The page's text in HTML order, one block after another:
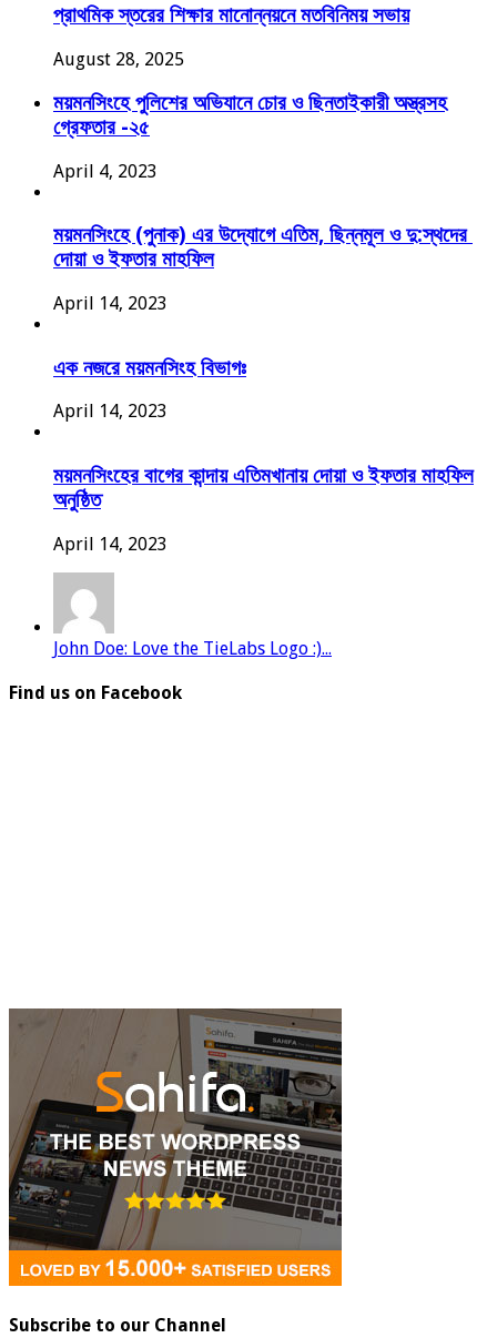
প্রাথমিক স্তরের শিক্ষার মানোন্নয়নে মতবিনিময় সভায়
August 28, 2025
ময়মনসিংহে পুলিশের অভিযানে চোর ও ছিনতাইকারী অস্ত্রসহ
গ্রেফতার -২৫
April 4, 2023
ময়মনসিংহে (পুনাক) এর উদ্যোগে এতিম, ছিন্নমূল ও দু:স্থদের
দোয়া ও ইফতার মাহফিল
April 14, 2023
এক নজরে ময়মনসিংহ বিভাগঃ
April 14, 2023
ময়মনসিংহের বাগের কান্দায় এতিমখানায় দোয়া ও ইফতার মাহফিল
অনুষ্ঠিত
April 14, 2023
John Doe: Love the TieLabs Logo :)...
Find us on Facebook
Subscribe to our Channel